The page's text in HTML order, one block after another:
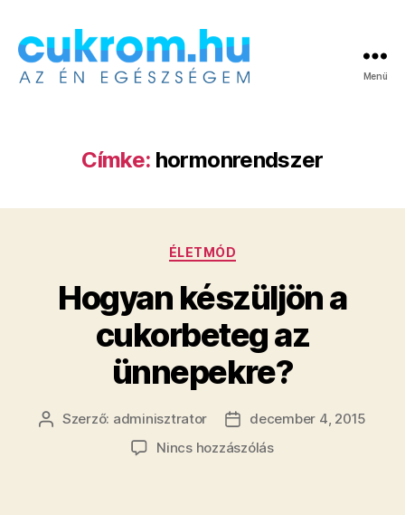
Menü
Címke: hormonrendszer
Kategóriák
ÉLETMÓD
Hogyan készüljön a
cukorbeteg az
ünnepekre?
Bejegyzés
Szerző: adminisztrator
Bejegyzés
dátuma
december 4, 2015
Nincs hozzászólása(z)